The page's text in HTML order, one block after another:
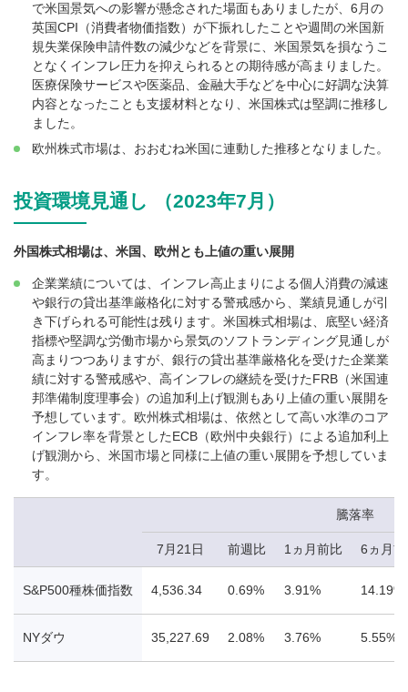
で米国景気への影響が懸念された場面もありましたが、6月の
英国CPI（消費者物価指数）が下振れしたことや週間の米国新
規失業保険申請件数の減少などを背景に、米国景気を損なうこ
となくインフレ圧力を抑えられるとの期待感が高まりました。
医療保険サービスや医薬品、金融大手などを中心に好調な決算
内容となったことも支援材料となり、米国株式は堅調に推移し
ました。
欧州株式市場は、おおむね米国に連動した推移となりました。
投資環境見通し （2023年7月）
外国株式相場は、米国、欧州とも上値の重い展開
企業業績については、インフレ高止まりによる個人消費の減速
や銀行の貸出基準厳格化に対する警戒感から、業績見通しが引
き下げられる可能性は残ります。米国株式相場は、底堅い経済
指標や堅調な労働市場から景気のソフトランディング見通しが
高まりつつありますが、銀行の貸出基準厳格化を受けた企業業
績に対する警戒感や、高インフレの継続を受けたFRB（米国連
邦準備制度理事会）の追加利上げ観測もあり上値の重い展開を
予想しています。欧州株式相場は、依然として高い水準のコア
インフレ率を背景としたECB（欧州中央銀行）による追加利上
げ観測から、米国市場と同様に上値の重い展開を予想していま
す。
騰落率
7月21日 前週比 1ヵ月前比 6ヵ月
S&P500種株価指数 4,536.34 0.69% 3.91% 14.19%
NYダウ 35,227.69 2.08% 3.76% 5.55%